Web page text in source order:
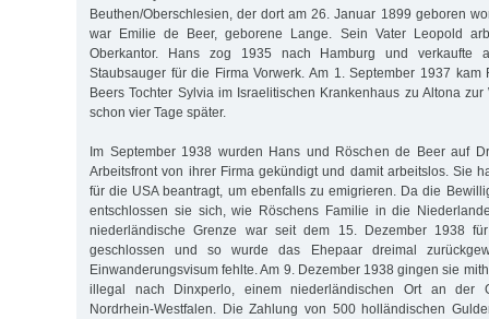
Beuthen/Oberschlesien, der dort am 26. Januar 1899 geboren
war Emilie de Beer, geborene Lange. Sein Vater Leopold
Oberkantor. Hans zog 1935 nach Hamburg und verkaufte
Staubsauger für die Firma Vorwerk. Am 1. September 1937
Beers Tochter Sylvia im Israelitischen Krankenhaus zu Altona
schon vier Tage später.
Im September 1938 wurden Hans und Röschen de Beer auf
Arbeitsfront von ihrer Firma gekündigt und damit arbeitslos. Sie
für die USA beantragt, um ebenfalls zu emigrieren. Da die
entschlossen sie sich, wie Röschens Familie in die
niederländische Grenze war seit dem 15. Dezember 1938
geschlossen und so wurde das Ehepaar dreimal
Einwanderungsvisum fehlte. Am 9. Dezember 1938 gingen sie
illegal nach Dinxperlo, einem niederländischen Ort an der
Nordrhein-Westfalen. Die Zahlung von 500 holländischen